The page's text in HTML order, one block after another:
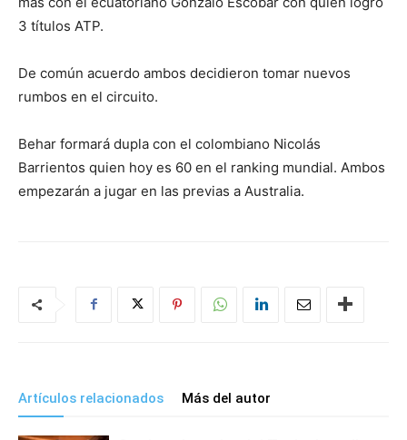
3 títulos ATP.
De común acuerdo ambos decidieron tomar nuevos
rumbos en el circuito.
Behar formará dupla con el colombiano Nicolás
Barrientos quien hoy es 60 en el ranking mundial. Ambos
empezarán a jugar en las previas a Australia.
Artículos relacionados Más del autor